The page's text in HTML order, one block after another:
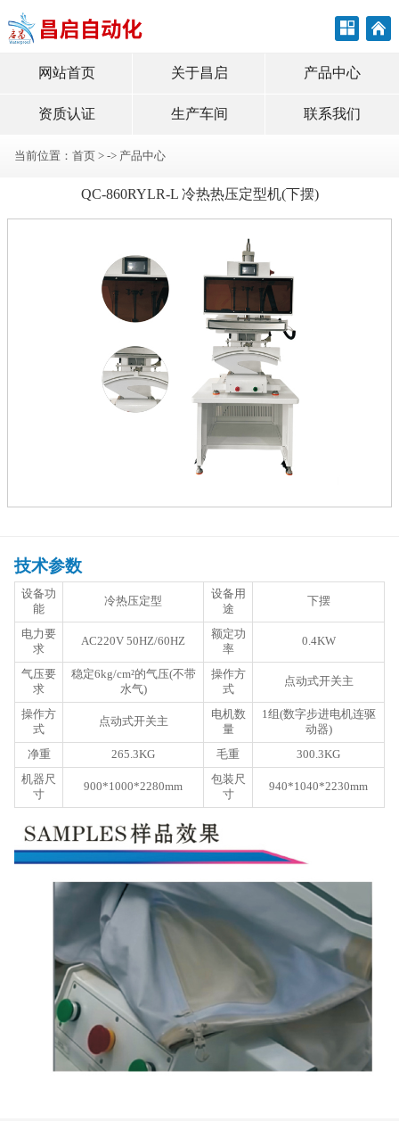
网站首页 关于昌启 产品中心
资质认证 生产车间 联系我们
当前位置： 首页 > -> 产品中心
QC-860RYLR-L 冷热热压定型机(下摆)
技术参数
设备功
能
冷热压定型
设备用
途
下摆
电力要
求
AC220V 50HZ/60HZ
额定功
率
0.4KW
气压要
求
稳定6kg/cm²的气压(不带
水气)
操作方
式
点动式开关主
操作方
式
点动式开关主
电机数
量
1组(数字步进电机连驱
动器)
净重
265.3KG 毛重
300.3KG
机器尺
寸
900*1000*2280mm
包装尺
寸
940*1040*2230mm